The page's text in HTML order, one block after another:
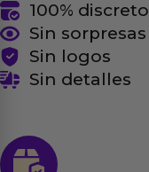
100% discreto
Sin sorpresas
Sin logos
Sin detalles